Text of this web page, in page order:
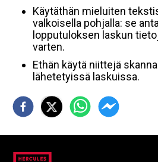
Käytäthän mieluiten
valkoisella pohjalla: se
lopputuloksen laskun
varten.
Ethän käytä niittejä
lähetetyissä laskuissa.